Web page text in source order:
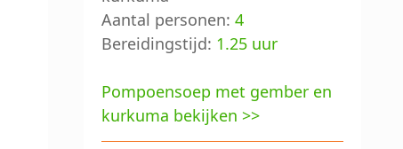
Aantal personen: 4
Bereidingstijd: 1.25 uur
Pompoensoep met gember en
kurkuma bekijken >>